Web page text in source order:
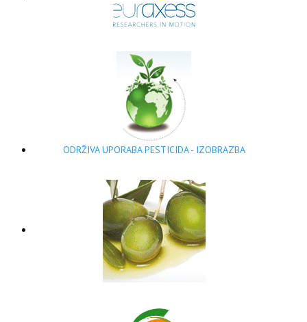
ODRŽIVA UPORABA PESTICIDA - IZOBRAZBA